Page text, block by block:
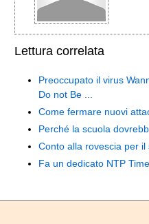
Lettura correlata
Preoccupato il virus
Do not Be ...
Come fermare nuovi
Perché la scuola
Conto alla rovescia per
Fa un dedicato NTP